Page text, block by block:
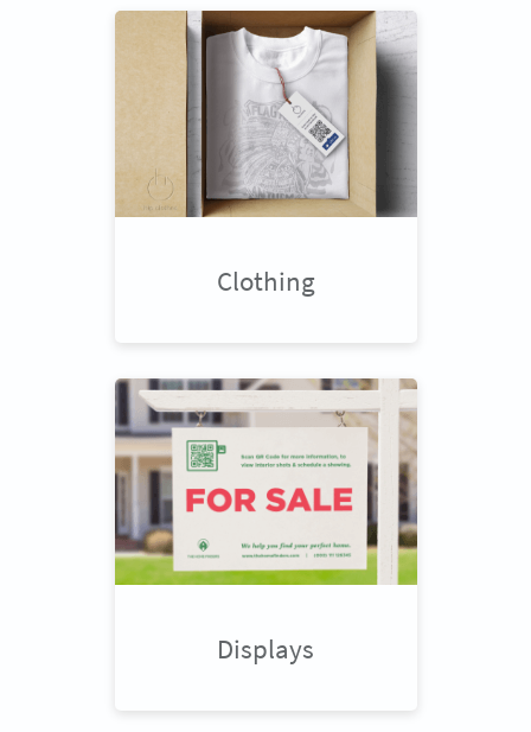
Clothing
Displays